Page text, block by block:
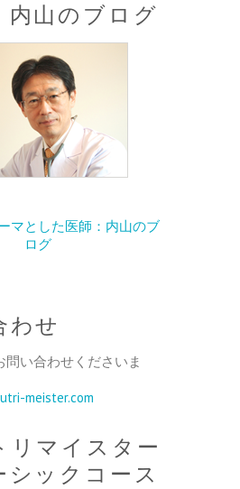
内山のブログ
マとした医師：内山のブ
ログ
わせ
問い合わせくださいま
meister.com
リマイスター
シックコース